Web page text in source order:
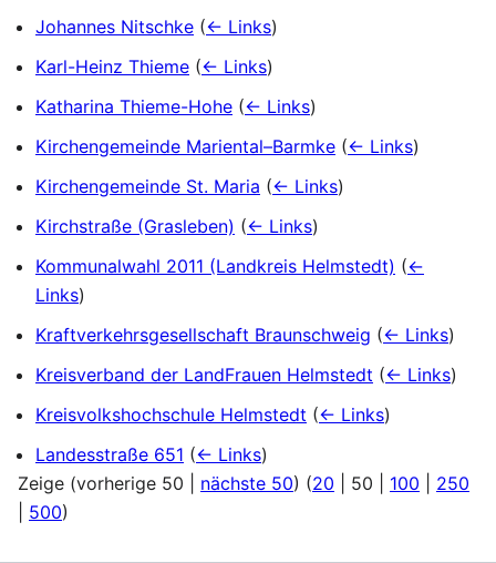
Johannes Nitschke (← Links)
Karl-Heinz Thieme (← Links)
Katharina Thieme-Hohe (← Links)
Kirchengemeinde Mariental–Barmke (← Links)
Kirchengemeinde St. Maria (← Links)
Kirchstraße (Grasleben) (← Links)
Kommunalwahl 2011 (Landkreis Helmstedt) (←
Links)
Kraftverkehrsgesellschaft Braunschweig (← Links)
Kreisverband der LandFrauen Helmstedt (← Links)
Kreisvolkshochschule Helmstedt (← Links)
Landesstraße 651 (← Links)
Zeige (vorherige 50 nächste 50) (20 50 100
250
500)